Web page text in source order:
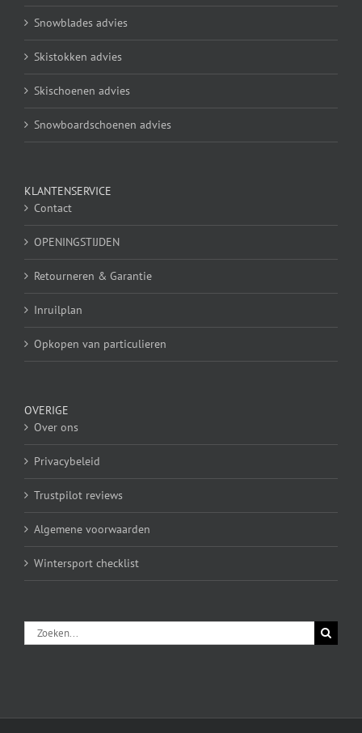
Snowblades advies
Skistokken advies
Skischoenen advies
Snowboardschoenen advies
KLANTENSERVICE
Contact
OPENINGSTIJDEN
Retourneren & Garantie
Inruilplan
Opkopen van particulieren
OVERIGE
Over ons
Privacybeleid
Trustpilot reviews
Algemene voorwaarden
Wintersport checklist
Zoeken
naar: